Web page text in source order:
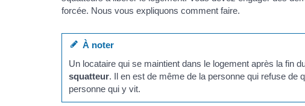
forcée. Nous vous expliquons comment faire.
À noter
Un locataire qui se maintient dans le logement après la fin
squatteur. Il en est de même de la personne qui refuse de
personne qui y vit.